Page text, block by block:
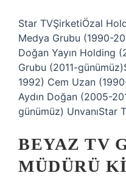
Star TVŞirketiÖzal
Medya Grubu (1990-
Doğan Yayın Holding
Grubu (2011-
1992) Cem Uzan
Aydın Doğan (2005-
günümüz) UnvanıStar
BEYAZ TV
MÜDÜRÜ